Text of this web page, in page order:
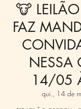
🐮
FAZ
NESSA
14/05
qui., 14 de